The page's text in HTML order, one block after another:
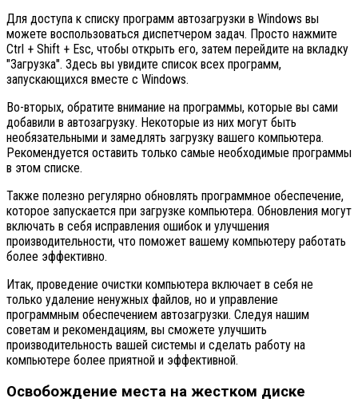
Для доступа к списку программ автозагрузки в Windows вы
можете воспользоваться диспетчером задач. Просто нажмите
Ctrl + Shift + Esc, чтобы открыть его, затем перейдите на вкладку
"Загрузка". Здесь вы увидите список всех программ,
запускающихся вместе с Windows.
Во-вторых, обратите внимание на программы, которые вы сами
добавили в автозагрузку. Некоторые из них могут быть
необязательными и замедлять загрузку вашего компьютера.
Рекомендуется оставить только самые необходимые программы
в этом списке.
Также полезно регулярно обновлять программное обеспечение,
которое запускается при загрузке компьютера. Обновления могут
включать в себя исправления ошибок и улучшения
производительности, что поможет вашему компьютеру работать
более эффективно.
Итак, проведение очистки компьютера включает в себя не
только удаление ненужных файлов, но и управление
программным обеспечением автозагрузки. Следуя нашим
советам и рекомендациям, вы сможете улучшить
производительность вашей системы и сделать работу на
компьютере более приятной и эффективной.
Освобождение места на жестком диске